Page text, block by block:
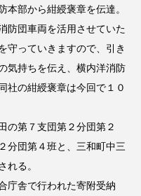
本部から紺綬褒章を伝達。
防団車両を活用させていた
守っていきますので、引き
気持ちを伝え、横内洋消防
社の紺綬褒章は今回で１０
の第７支団第２分団第２
分団第４班と、三和町中三
れる。
庁舎で行われた寄附受納